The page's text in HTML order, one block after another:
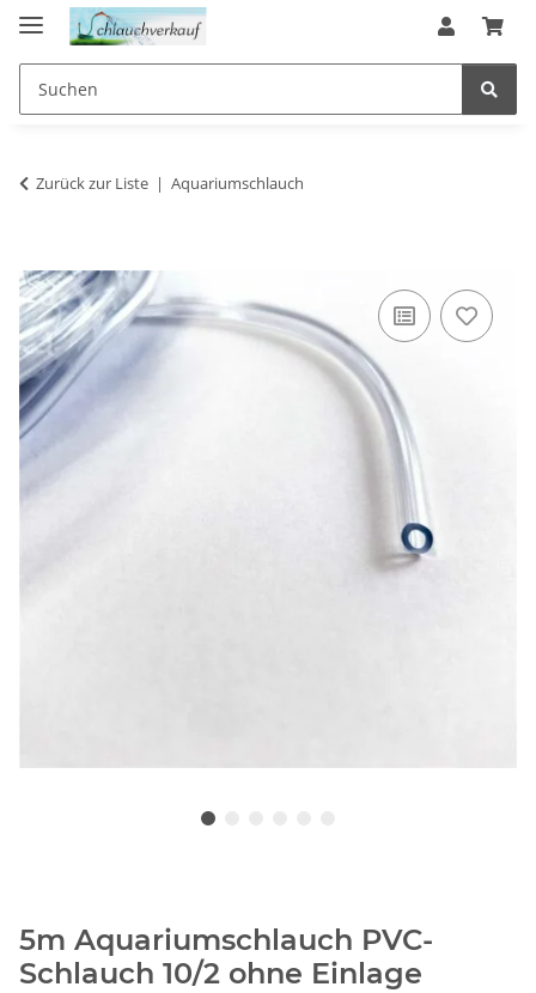
Zurück zur Liste Aquariumschlauch
5m Aquariumschlauch PVC-
Schlauch 10/2 ohne Einlage